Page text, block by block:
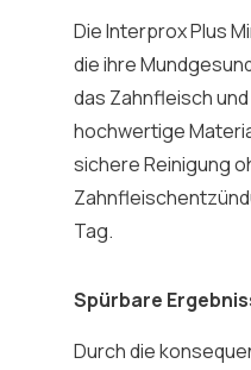
Die Interprox Plus
die ihre
das Zahnfleisch
hochwertige
sichere Reinigung
Tag.
Spürbare
Durch die